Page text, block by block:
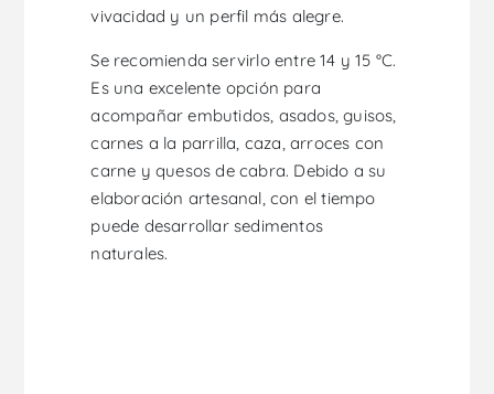
vivacidad y un perfil más alegre.
Se recomienda servirlo entre 14 y 15 °C.
Es una excelente opción para
acompañar embutidos, asados, guisos,
carnes a la parrilla, caza, arroces con
carne y quesos de cabra. Debido a su
elaboración artesanal, con el tiempo
puede desarrollar sedimentos
naturales.